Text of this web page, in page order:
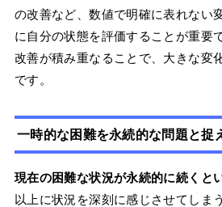
の改善など、数値で明確に表れない
に自分の状態を評価することが重要
改善が積み重なることで、大きな変
です。
一時的な困難を永続的な問題と捉
現在の困難な状況が永続的に続くと
以上に状況を深刻に感じさせてしま